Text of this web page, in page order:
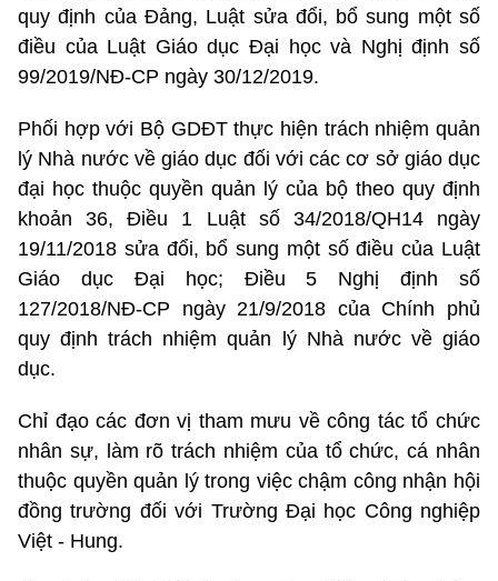
quy định của Đảng, Luật sửa đổi, bổ sung một số
điều của Luật Giáo dục Đại học và Nghị định số
99/2019/NĐ-CP ngày 30/12/2019.
Phối hợp với Bộ GDĐT thực hiện trách nhiệm quản
lý Nhà nước về giáo dục đối với các cơ sở giáo dục
đại học thuộc quyền quản lý của bộ theo quy định
khoản 36, Điều 1 Luật số 34/2018/QH14 ngày
19/11/2018 sửa đổi, bổ sung một số điều của Luật
Giáo dục Đại học; Điều 5 Nghị định số
127/2018/NĐ-CP ngày 21/9/2018 của Chính phủ
quy định trách nhiệm quản lý Nhà nước về giáo
dục.
Chỉ đạo các đơn vị tham mưu về công tác tổ chức
nhân sự, làm rõ trách nhiệm của tổ chức, cá nhân
thuộc quyền quản lý trong việc chậm công nhận hội
đồng trường đối với Trường Đại học Công nghiệp
Việt - Hung.